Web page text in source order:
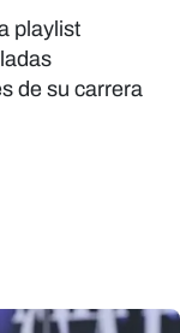
playlist
de su carrera